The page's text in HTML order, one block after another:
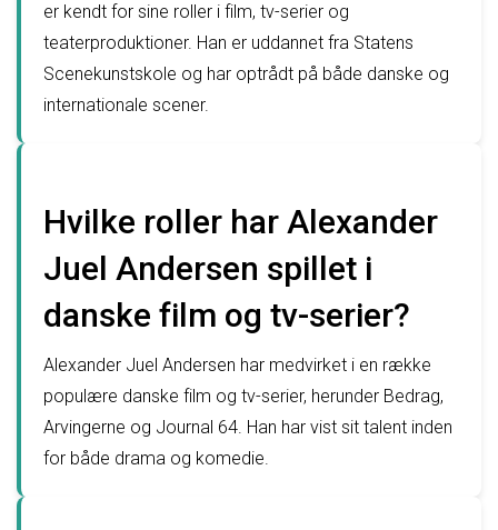
er kendt for sine roller i film, tv-serier og
teaterproduktioner. Han er uddannet fra Statens
Scenekunstskole og har optrådt på både danske og
internationale scener.
Hvilke roller har Alexander
Juel Andersen spillet i
danske film og tv-serier?
Alexander Juel Andersen har medvirket i en række
populære danske film og tv-serier, herunder Bedrag,
Arvingerne og Journal 64. Han har vist sit talent inden
for både drama og komedie.